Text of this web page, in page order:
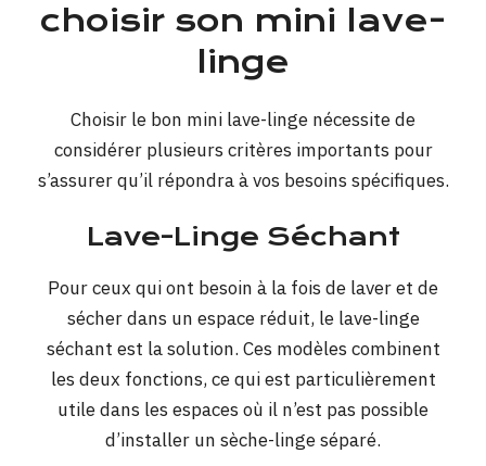
choisir son mini lave-
linge
Choisir le bon mini lave-linge nécessite de
considérer plusieurs critères importants pour
s’assurer qu’il répondra à vos besoins spécifiques.
Lave-Linge Séchant
Pour ceux qui ont besoin à la fois de laver et de
sécher dans un espace réduit, le lave-linge
séchant est la solution. Ces modèles combinent
les deux fonctions, ce qui est particulièrement
utile dans les espaces où il n’est pas possible
d’installer un sèche-linge séparé.